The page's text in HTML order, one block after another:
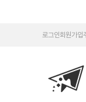
로그인회원가입